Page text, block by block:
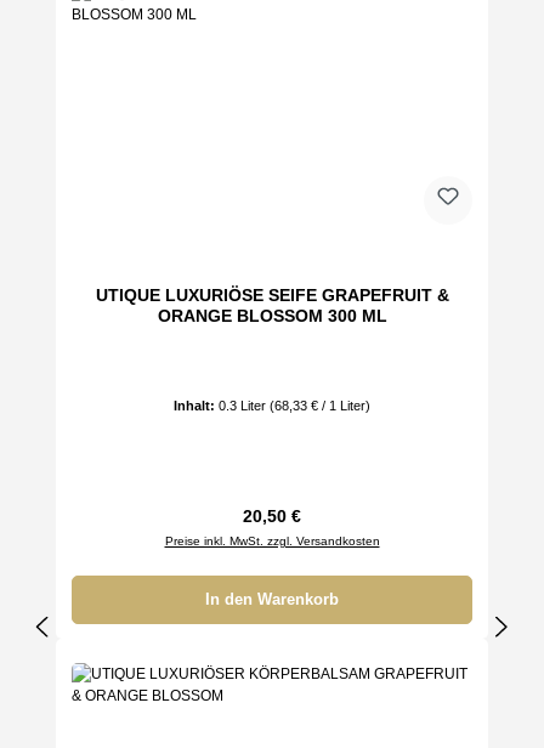
UTIQUE LUXURIÖSE SEIFE GRAPEFRUIT &
ORANGE BLOSSOM 300 ML
Inhalt: 0.3 Liter (68,33 € / 1 Liter)
Regulärer Preis:
20,50 €
Preise inkl. MwSt. zzgl. Versandkosten
In den Warenkorb